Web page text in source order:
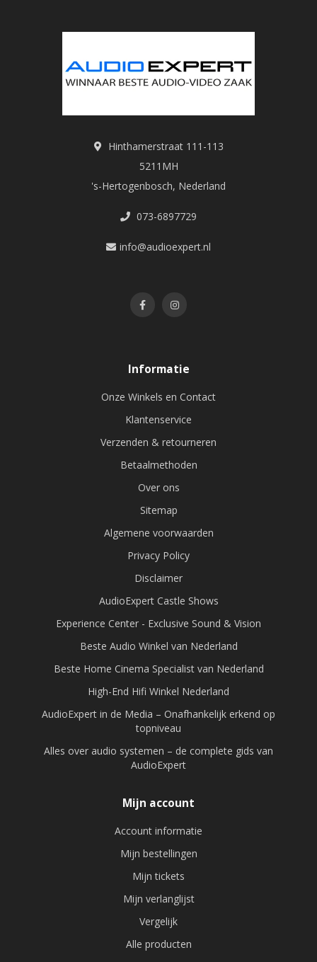
Hinthamerstraat 111-113
5211MH
's-Hertogenbosch, Nederland
073-6897729
info@audioexpert.nl
Informatie
Onze Winkels en Contact
Klantenservice
Verzenden & retourneren
Betaalmethoden
Over ons
Sitemap
Algemene voorwaarden
Privacy Policy
Disclaimer
AudioExpert Castle Shows
Experience Center - Exclusive Sound & Vision
Beste Audio Winkel van Nederland
Beste Home Cinema Specialist van Nederland
High-End Hifi Winkel Nederland
AudioExpert in de Media – Onafhankelijk erkend op
topniveau
Alles over audio systemen – de complete gids van
AudioExpert
Mijn account
Account informatie
Mijn bestellingen
Mijn tickets
Mijn verlanglijst
Vergelijk
Alle producten